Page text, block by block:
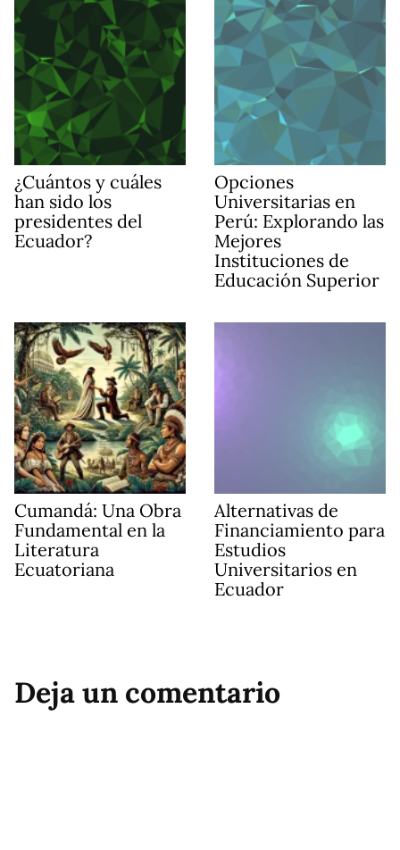
¿Cuántos y cuáles
han sido los
presidentes del
Ecuador?
Opciones
Universitarias en
Perú: Explorando las
Mejores
Instituciones de
Educación Superior
Cumandá: Una Obra
Fundamental en la
Literatura
Ecuatoriana
Alternativas de
Financiamiento para
Estudios
Universitarios en
Ecuador
Deja un comentario